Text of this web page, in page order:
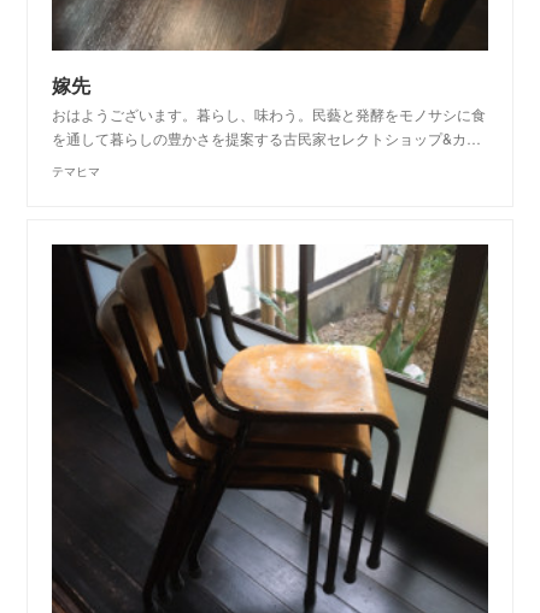
嫁先
おはようございます。暮らし、味わう。民藝と発酵をモノサシに食
を通して暮らしの豊かさを提案する古民家セレクトショップ&カ…
テマヒマ